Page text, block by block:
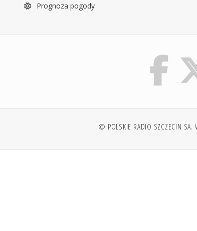
Prognoza pogody
© POLSKIE RADIO SZCZECIN SA.